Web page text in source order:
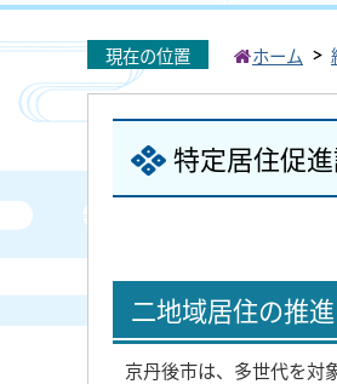
現在の位置 ホーム
特定居住促
二地域居住の推進
京丹後市は、多世代を対